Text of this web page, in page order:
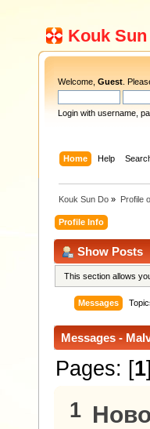
Kouk
Welcome, Guest .
Login with username,
Home Help
Kouk Sun Do » Profile
Profile Info
Show Posts
This section allows
Messages
Messages -
Pages: [1]
1